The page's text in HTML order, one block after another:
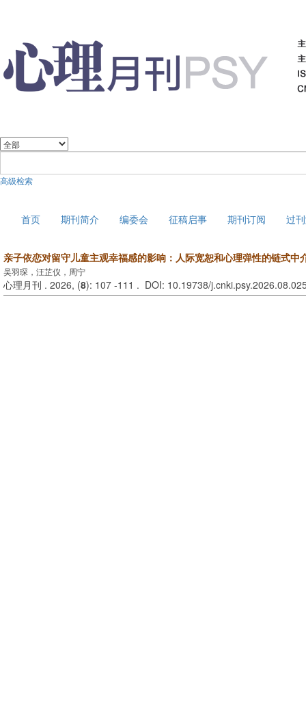
高级检索
首页 期刊简介 编委会 征稿启事 期刊订阅 过
亲子依恋对留守儿童主观幸福感的影响：人际宽恕和心理弹性的链式中
吴羽琛，汪芷仪，周宁
心理月刊 . 2026, (8): 107 -111 . DOI: 10.19738/